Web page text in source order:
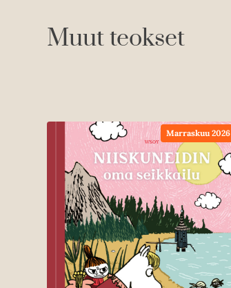
Muut teokset
Marraskuu 2026